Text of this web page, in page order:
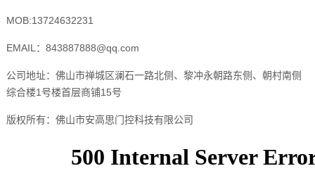
MOB:13724632231
EMAIL：843887888@qq.com
公司地址：佛山市禅城区澜石一路北侧、黎冲永朝路东侧、朝村南侧
综合楼1号楼首层商铺15号
版权所有：佛山市安高思门控科技有限公司